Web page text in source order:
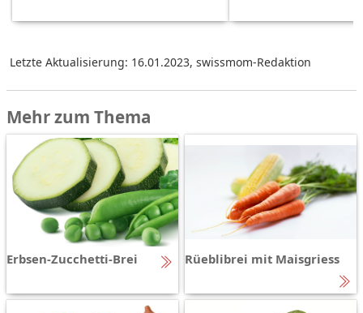
Letzte Aktualisierung: 16.01.2023, swissmom-Redaktion
Mehr zum Thema
Erbsen-Zucchetti-Brei Rüeblibrei mit Maisgriess